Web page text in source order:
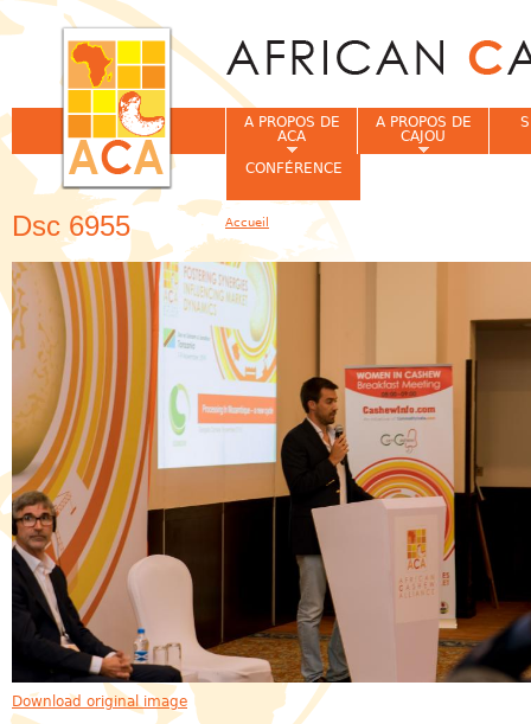
Dsc 6955
Download original image
A PROPOS DE
ACA
A PROPOS DE
CAJOU
CONFÉRENCE
Vous êtes ici
Accueil